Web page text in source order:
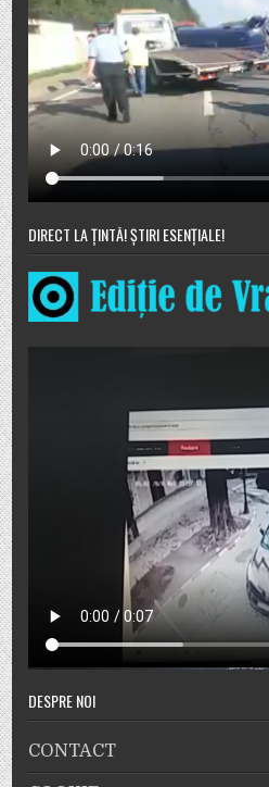
DIRECT LA ȚINTĂ! ȘTIRI ESENȚIALE!
DESPRE NOI
CONTACT